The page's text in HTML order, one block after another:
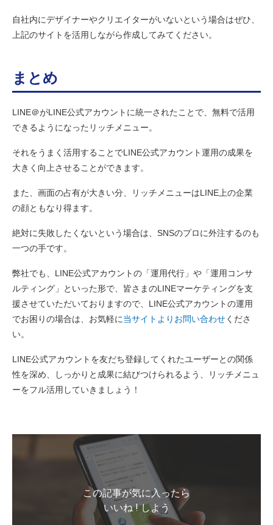
自社内にデザイナーやクリエイターがいないという場合はぜひ、
上記のサイトを活用しながら作成してみてください。
まとめ
LINE＠がLINE公式アカウントに統一されたことで、無料で活用
できるようになったリッチメニュー。
それをうまく活用することでLINE公式アカウント運用の成果を
大きく向上させることができます。
また、画面の占有が大きい分、リッチメニューはLINE上の企業
の顔ともなり得ます。
絶対に失敗したくないという場合は、SNSのプロに外注するのも
一つの手です。
弊社でも、LINE公式アカウントの「運用代行」や「運用コンサ
ルティング」といった形で、皆さまのLINEマーケティングを支
援させていただいておりますので、LINE公式アカウントの運用
でお困りの場合は、お気軽に当サイトよりお問い合わせくださ
い。
LINE公式アカウントを友だち登録してくれたユーザーとの関係
性を深め、しっかりと成果に結びつけられるよう、リッチメニュ
ーをフル活用していきましょう！
この記事が気に入ったら
いいね ! しよう